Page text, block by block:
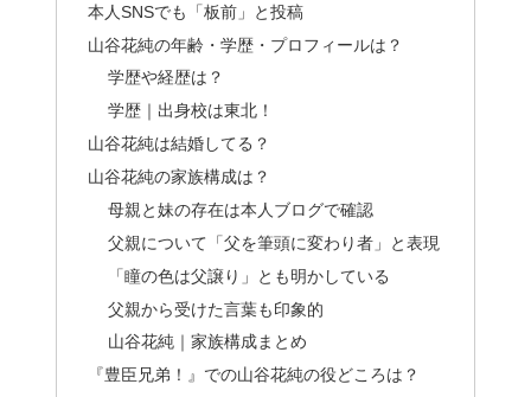
本人SNSでも「板前」と投稿
山谷花純の年齢・学歴・プロフィールは？
学歴や経歴は？
学歴｜出身校は東北！
山谷花純は結婚してる？
山谷花純の家族構成は？
母親と妹の存在は本人ブログで確認
父親について「父を筆頭に変わり者」と表現
「瞳の色は父譲り」とも明かしている
父親から受けた言葉も印象的
山谷花純｜家族構成まとめ
『豊臣兄弟！』での山谷花純の役どころは？